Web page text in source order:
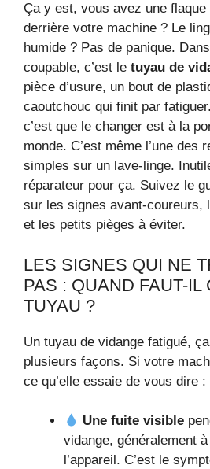
Ça y est, vous avez une flaque
derrière votre machine ? Le
humide ? Pas de panique.
coupable, c’est le tuyau de
pièce d’usure, un bout de
caoutchouc qui finit par
c’est que le changer est à la
monde. C’est même l’une des
simples sur un lave-linge.
réparateur pour ça. Suivez le
sur les signes avant-coureurs,
et les petits pièges à éviter.
LES SIGNES QUI NE
PAS : QUAND FAUT-IL
TUYAU ?
Un tuyau de vidange fatigué,
plusieurs façons. Si votre
ce qu’elle essaie de vous dire :
Une fuite visible
vidange, généralement à
l’appareil. C’est le